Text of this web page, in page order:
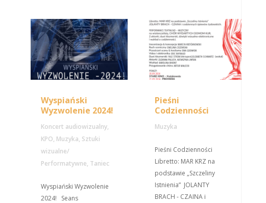
Wyspiański
Wyzwolenie 2024!
Koncert audiowizualny,
KPO, Muzyka, Sztuki
wizualne/
Performatywne, Taniec
Wyspiański Wyzwolenie
2024! Seans
Pieśni
Codzienności
Muzyka
Pieśni Codzienności
Libretto: MAR KRZ na
podstawie „Szczeliny
Istnienia” JOLANTY
BRACH - CZAINA i